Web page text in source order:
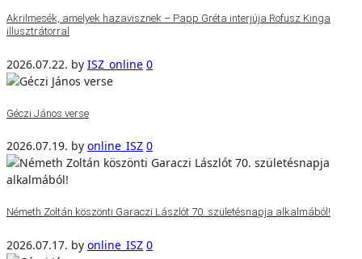
Akrilmesék, amelyek hazavisznek – Papp Gréta interjúja Rofusz Kinga
illusztrátorral
2026.07.22. by ISZ_online 0
Géczi János verse
2026.07.19. by online_ISZ 0
Németh Zoltán köszönti Garaczi Lászlót 70. születésnapja alkalmából!
2026.07.17. by online_ISZ 0